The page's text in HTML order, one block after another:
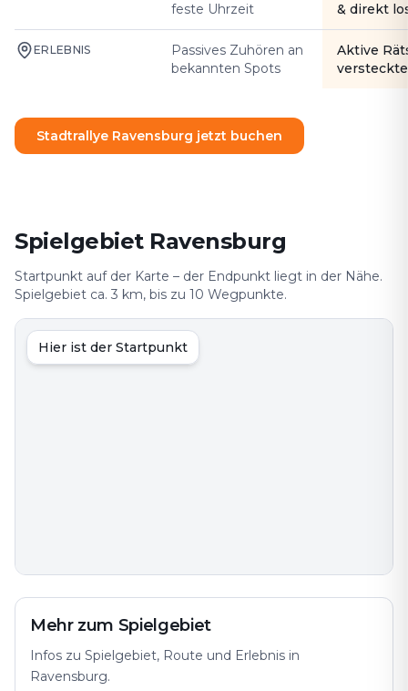
feste Uhrzeit
& direkt
ERLEBNIS
Passives Zuhören an
bekannten Spots
Aktive
Stadtrallye Ravensburg jetzt buchen
Spielgebiet Ravensburg
Startpunkt auf der Karte – der Endpunkt liegt in der Nähe.
Spielgebiet ca. 3 km, bis zu 10 Wegpunkte.
Hier ist der Startpunkt
Mehr zum Spielgebiet
Infos zu Spielgebiet, Route und Erlebnis in
Ravensburg.